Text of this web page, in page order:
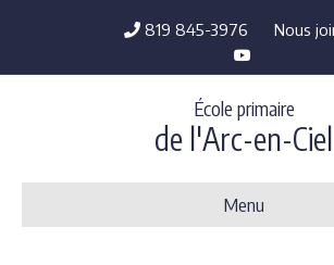
819 845-3976
Nous
Y
o
u
u
e
École primaire
de l'Arc-en-Ciel
Menu